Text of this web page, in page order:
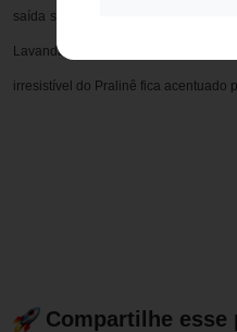
saída sugere uma energia jovem e
Lavanda e da Flor de Laranjeira.
irresistível do Pralinê fica acentuado
Compartilhe esse